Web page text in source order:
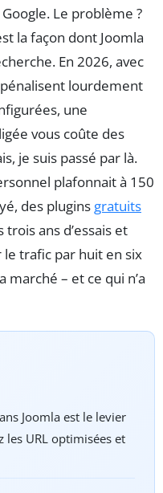
Le problème ?
la façon dont Joomla
En 2026, avec
lourdement
une
vous coûte des
je suis passé par là.
plafonnait à 150
des plugins gratuits
ans d’essais et
le trafic par huit en six
marché – et ce qui n’a
Joomla est le levier
les URL optimisées et